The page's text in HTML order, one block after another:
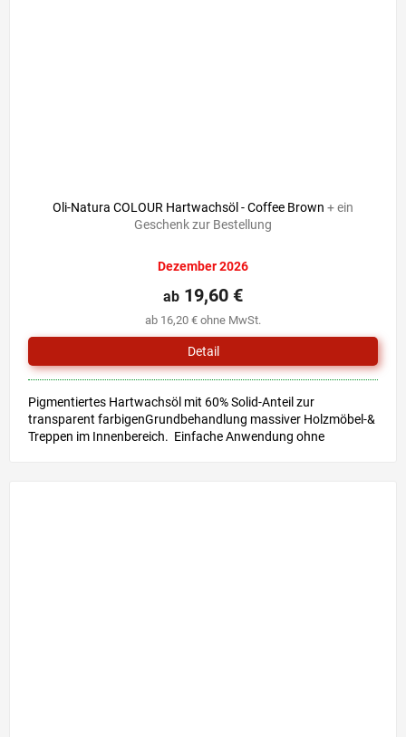
Oli-Natura COLOUR Hartwachsöl - Coffee Brown + ein
Geschenk zur Bestellung
Dezember 2026
ab 16,20 € ohne MwSt.
ab 19,60 €
Detail
Pigmentiertes Hartwachsöl mit 60% Solid-Anteil zur
transparent farbigenGrundbehandlung massiver Holzmöbel-&
Treppen im Innenbereich. Einfache Anwendung ohne